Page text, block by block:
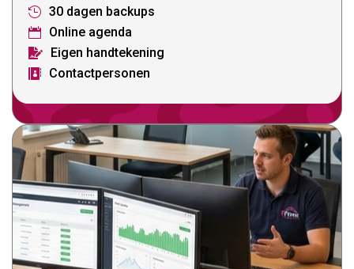
 30 dagen backups
 Online agenda
 Eigen handtekening
 Contactpersonen